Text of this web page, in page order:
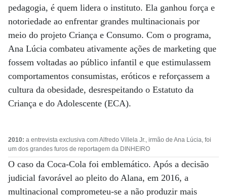
pedagogia, é quem lidera o instituto. Ela ganhou força e
notoriedade ao enfrentar grandes multinacionais por
meio do projeto Criança e Consumo. Com o programa,
Ana Lúcia combateu ativamente ações de marketing que
fossem voltadas ao público infantil e que estimulassem
comportamentos consumistas, eróticos e reforçassem a
cultura da obesidade, desrespeitando o Estatuto da
Criança e do Adolescente (ECA).
2010: a entrevista exclusiva com Alfredo Villela Jr., irmão de Ana Lúcia, foi
um dos grandes furos de reportagem da DINHEIRO
O caso da Coca-Cola foi emblemático. Após a decisão
judicial favorável ao pleito do Alana, em 2016, a
multinacional comprometeu-se a não produzir mais